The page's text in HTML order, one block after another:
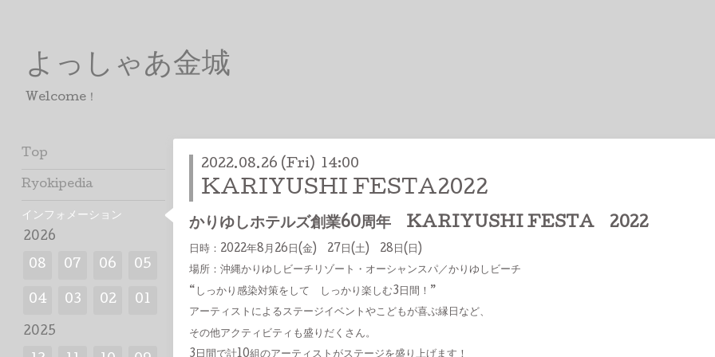
よっしゃあ金城
Welcome！
2022.08.26 (Fri) 14:00
KARIYUSHI FESTA2022
かりゆしホテルズ創業60周年 KARIYUSHI FESTA 2022
日時：2022年8月26日(金) 27日(土) 28日(日)
場所：沖縄かりゆしビーチリゾート・オーシャンスパ／かりゆしビーチ
“しっかり感染対策をして しっかり楽しむ3日間！”
アーティストによるステージイベントやこどもが喜ぶ縁日など、
その他アクティビティも盛りだくさん。
3日間で計10組のアーティストがステージを盛り上げます！
Top
Ryokipedia
インフォメーション
2026
08 07 06 05
04 03 02 01
2025